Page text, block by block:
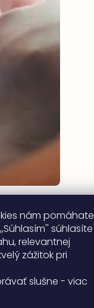
nám pomáhate
súhlasíte
relevantnej
zážitok pri
slušne - viac